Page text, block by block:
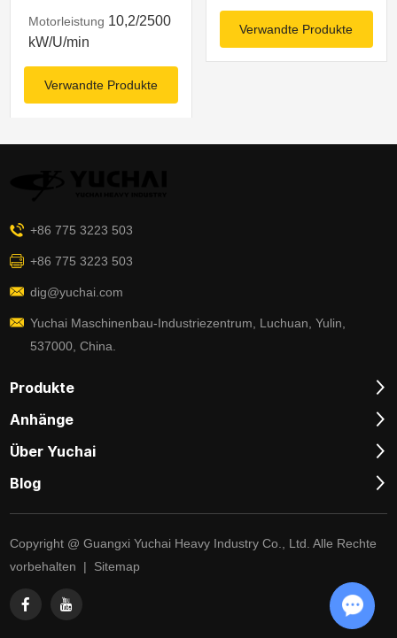
Motorleistung 10,2/2500
kW/U/min
Verwandte Produkte
Verwandte Produkte
+86 775 3223 503
+86 775 3223 503
dig@yuchai.com
Yuchai Maschinenbau-Industriezentrum, Luchuan, Yulin,
537000, China.
Produkte
Anhänge
Über Yuchai
Blog
Copyright @ Guangxi Yuchai Heavy Industry Co., Ltd. Alle Rechte
vorbehalten | Sitemap